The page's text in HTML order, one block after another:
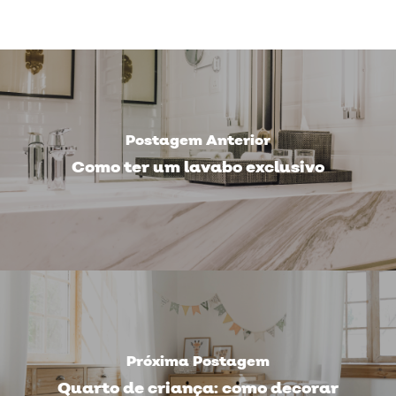
Postagem Anterior
Como ter um lavabo exclusivo
Próxima Postagem
Quarto de criança: como decorar